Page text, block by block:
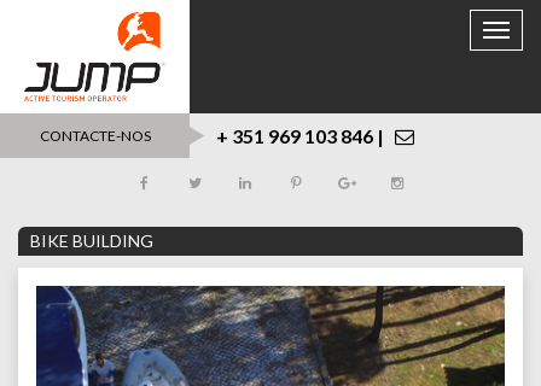
Toggle
CONTACTE-NOS + 351 969 103 846 |
BIKE BUILDING